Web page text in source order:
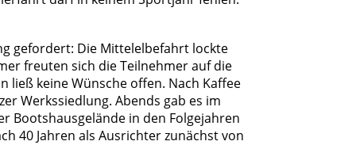
gefordert: Die Mittelelbefahrt lockte
freuten sich die Teilnehmer auf die
ließ keine Wünsche offen. Nach Kaffee
Werkssiedlung. Abends gab es im
Bootshausgelände in den Folgejahren
40 Jahren als Ausrichter zunächst von